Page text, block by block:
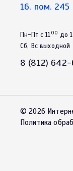
16. пом. 245
Пн-Пт с 1100 до
Сб, Вс выходной
8 (812)
© 2026
Политика